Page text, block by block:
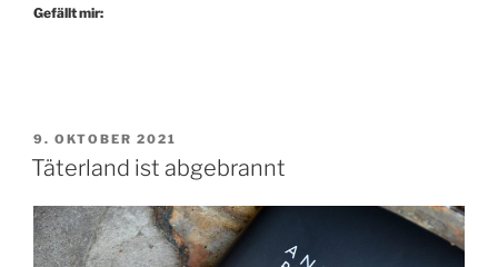
vom
Gefällt mir:
VERÖFFENTLICHT
AM
9. OKTOBER 2021
Täterland ist abgebrannt